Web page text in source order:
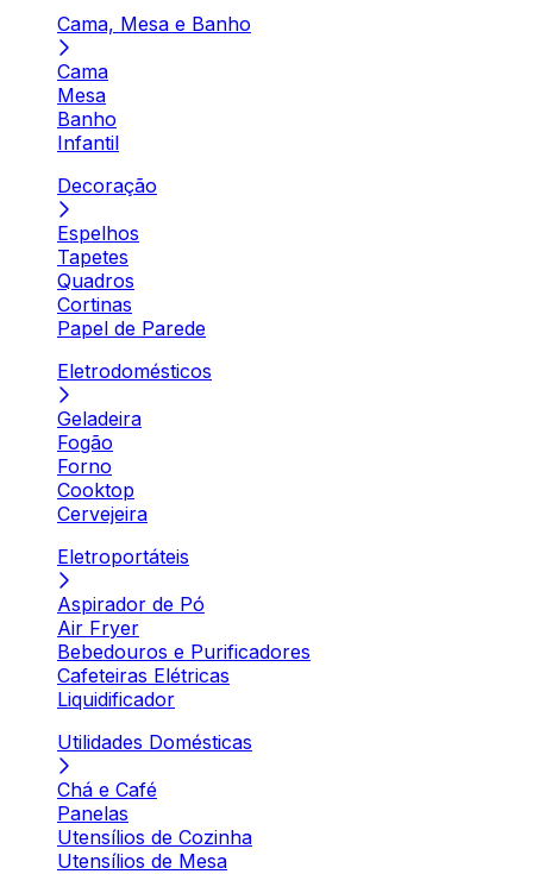
Cama, Mesa e Banho
Cama
Mesa
Banho
Infantil
Decoração
Espelhos
Tapetes
Quadros
Cortinas
Papel de Parede
Eletrodomésticos
Geladeira
Fogão
Forno
Cooktop
Cervejeira
Eletroportáteis
Aspirador de Pó
Air Fryer
Bebedouros e Purificadores
Cafeteiras Elétricas
Liquidificador
Utilidades Domésticas
Chá e Café
Panelas
Utensílios de Cozinha
Utensílios de Mesa